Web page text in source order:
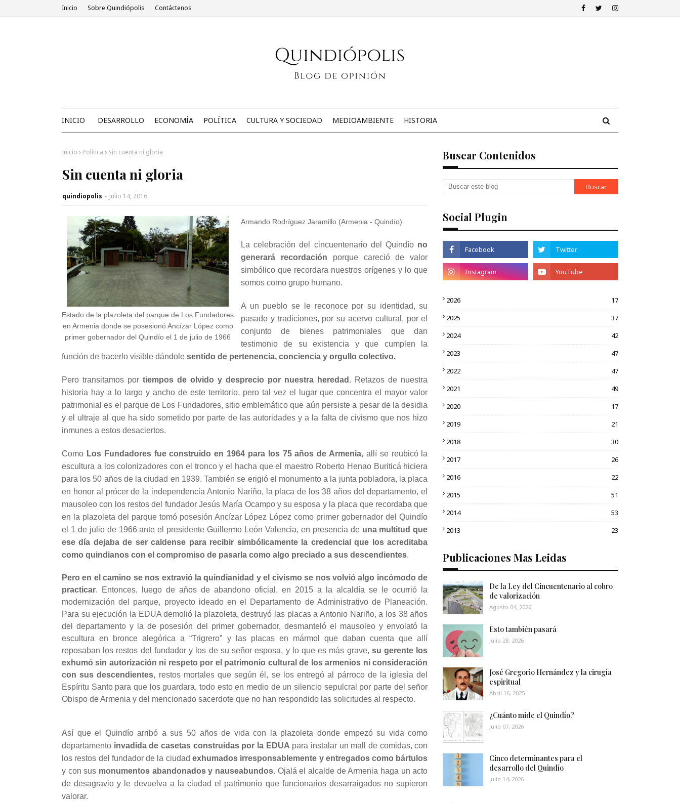
Inicio Sobre Quindiópolis Contáctenos
INICIO DESARROLLO ECONOMÍA POLÍTICA CULTURA Y SOCIEDAD MEDIOAMBIENTE HISTORIA
Inicio Política Sin cuenta ni gloria
Sin cuenta ni gloria
quindiopolis - Julio 14, 2016
Estado de la plazoleta del parque de Los Fundadores
en Armenia donde se posesionó Ancízar López como
primer gobernador del Quindío el 1 de julio de 1966
Armando Rodríguez Jaramillo (Armenia - Quindío)
La celebración del cincuentenario del Quindío no
generará recordación porque careció de valor
simbólico que recordara nuestros orígenes y lo que
somos como grupo humano.
A un pueblo se le reconoce por su identidad, su
pasado y tradiciones, por su acervo cultural, por el
conjunto de bienes patrimoniales que dan
testimonio de su existencia y que cumplen la
función de hacerlo visible dándole sentido de pertenencia, conciencia y orgullo colectivo.
Pero transitamos portiempos de olvido y desprecio por nuestra heredad . Retazos de nuestra
historia hay a lo largo y ancho de este territorio, pero tal vez el lugar que concentra el mayor valor
patrimonial es el parque de Los Fundadores, sitio emblemático que aún persiste a pesar de la desidia
y el ultraje al que ha sido sometido por parte de las autoridades y a la falta de civismo que nos hizo
inmunes a estos desaciertos.
Como Los Fundadores fue construido en 1964 para los 75 años de Armenia, allí se reubicó la
escultura a los colonizadores con el tronco y el hacha que el maestro Roberto Henao Buriticá hiciera
para los 50 años de la ciudad en 1939. También se erigió el monumento a la junta pobladora, la placa
en honor al prócer de la independencia Antonio Nariño, la placa de los 38 años del departamento, el
mausoleo con los restos del fundador Jesús María Ocampo y su esposa y la placa que recordaba que
en la plazoleta del parque tomó posesión Ancízar López López como primer gobernador del Quindío
el 1 de julio de 1966 ante el presidente Guillermo León Valencia, en presencia de una multitud que
ese día dejaba de ser caldense para recibir simbólicamente la credencial que los acreditaba
como quindianos con el compromiso de pasarla como algo preciado a sus descendientes.
Pero en el camino se nos extravió la quindianidad y el civismo se nos volvió algo incómodo de
practicar. Entonces, luego de años de abandono oficial, en 2015 a la alcaldía se le ocurrió la
modernización del parque, proyecto ideado en el Departamento de Administrativo de Planeación.
Para su ejecución la EDUA demolió la plazoleta, destruyó las placas a Antonio Nariño, a los 38 años
del departamento y la de posesión del primer gobernador, desmanteló el mausoleo y envolató la
escultura en bronce alegórica a “Trigrero” y las placas en mármol que daban cuenta que allí
reposaban los restos del fundador y los de su señor esposa, y lo que es más grave, su gerente los
exhumó sin autorización ni respeto por el patrimonio cultural de los armenios ni consideración
con sus descendientes, restos mortales que según él, se los entregó al párroco de la iglesia del
Espíritu Santo para que los guardara, todo esto en medio de un silencio sepulcral por parte del señor
Obispo de Armenia y del mencionado sacerdote que no han respondido las solicitudes al respecto.
Así que el Quindío arribó a sus 50 años de vida con la plazoleta donde empezó su vida como
departamento invadida de casetas construidas por la EDUA para instalar un mall de comidas, con
los restos del fundador de la ciudad exhumados irresponsablemente y entregados como bártulos
y con sus monumentos abandonados y nauseabundos. Ojalá el alcalde de Armenia haga un acto
de desagravio y le devuelva a la ciudad el patrimonio que funcionarios desarraigados no supieron
valorar.
Buscar Contenidos
Social Plugin
2026
17
2025
37
2024
42
2023
47
2022
47
2021
49
2020
17
2019
21
2018
30
2017
26
2016
22
2015
51
2014
53
2013
23
Publicaciones Mas Leidas
De la Ley del Cincuentenario al cobro
de valorización
Agosto 04, 2026
Esto también pasará
Julio 28, 2026
José Gregorio Hernández y la cirugía
espiritual
Abril 16, 2025
¿Cuánto mide el Quindío?
Julio 07, 2026
Cinco determinantes para el
desarrollo del Quindío
Julio 14, 2026